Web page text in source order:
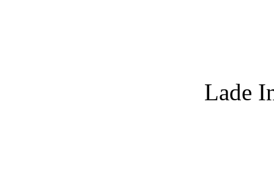
Lade